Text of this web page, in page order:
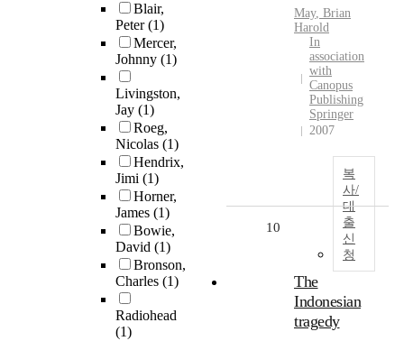
Blair,
Peter(1)
Mercer,
Johnny (1)
Livingston,
Jay (1)
Roeg,
Nicolas (1)
Hendrix,
Jimi (1)
Horner,
James (1)
Bowie,
David (1)
Bronson,
Charles (1)
Radiohead
(1)
May, Brian
Harold
In
association
with
Canopus
Publishing
Springer
2007
복
사/
대
출
신
청
10
The
Indonesian
tragedy